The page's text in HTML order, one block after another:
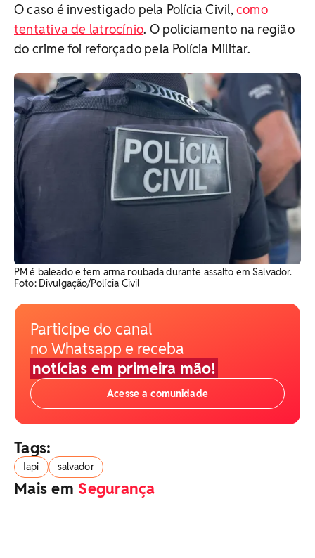
O caso é investigado pela Polícia Civil,como
tentativa de latrocínio. O policiamento na região
do crime foi reforçado pela Polícia Militar.
PM é baleado e tem arma roubada durante assalto em Salvador.
Foto: Divulgação/Polícia Civil
Participe do canal
no Whatsapp e receba
notícias em primeira mão!
Acesse a comunidade
Tags:
Iapi salvador
Mais em Segurança